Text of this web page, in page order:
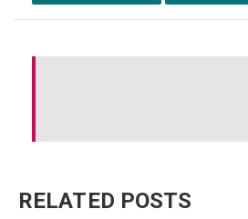
RELATED POSTS